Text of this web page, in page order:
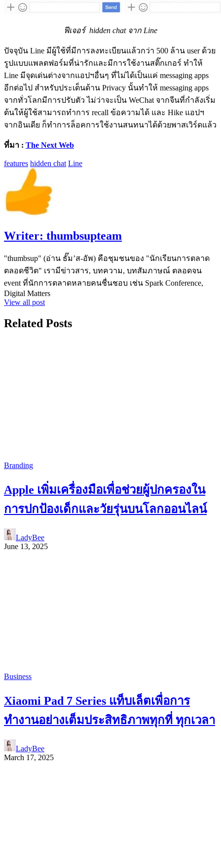
ฟีเจอร์ hidden chat จาก Line
ปัจจุบัน Line มีผู้ใช้ที่มีการลงทะเบียนแล้วกว่า 500 ล้าน user ด้วย
รูปแบบแพลตฟอร์มที่น่ารักและมีการใช้งานสติ๊กเกอร์ ทำให้
Line มีจุดเด่นต่างจากแอปฯอื่นๆ ที่ไม่ได้เป็นแค่ messaging apps
อีกต่อไป สำหรับประเด็นด้าน Privacy นั้นทำให้ messaging apps
จากทั่วโลกมีการปรับตัว ไม่ว่าจะเป็น WeChat จากจีนที่กำลังเริ่ม
ต้นให้ผู้ใช้สามารถทำการ recall ข้อความได้ และ Hike แอปฯ
จากอินเดีย ก็ทำการล็อคการใช้งานสนทนาได้ด้วยพาสเวิร์ดแล้ว
ที่มา : The Next Web
features hidden chat Line
Writer: thumbsupteam
"thumbsup" (อ่าน ธั๊ม’ส-อัพ) คือชุมชนของ "นักเรียนการตลาด
ตลอดชีวิต" เรามีข่าวสาร, บทความ, บทสัมภาษณ์ ตลอดจน
event ที่นักการตลาดหลายคนชื่นชอบ เช่น Spark Conference,
Digital Matters
View all post
Related Posts
Branding
Apple เพิ่มเครื่องมือเพื่อช่วยผู้ปกครองใน
การปกป้องเด็กและวัยรุ่นบนโลกออนไลน์
LadyBee
June 13, 2025
Business
Xiaomi Pad 7 Series แท็บเล็ตเพื่อการ
ทำงานอย่างเต็มประสิทธิภาพทุกที่ ทุกเวลา
LadyBee
March 17, 2025